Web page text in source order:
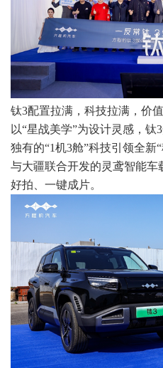
钛3配置拉满，科技拉满，价
以“星战美学”为设计灵感，钛
独有的“1机3舱”科技引领全新
与大疆联合开发的灵鸢智能
好拍、一键成片。